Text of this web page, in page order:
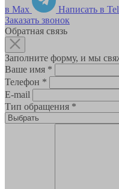
в Max
Написать в
Заказать звонок
Обратная связь
Заполните форму, и мы
Ваше имя *
Телефон *
E-mail
Тип обращения *